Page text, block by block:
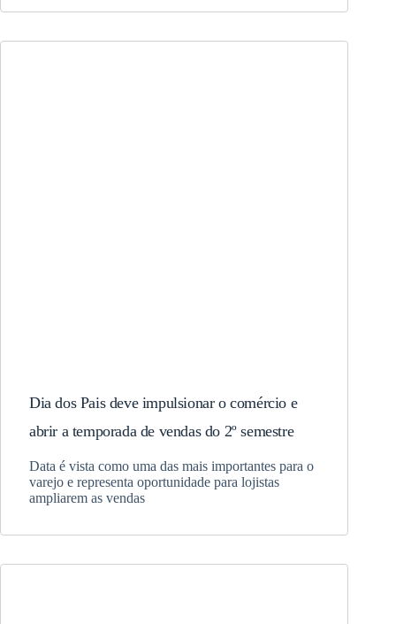
Dia dos Pais deve impulsionar o comércio e
abrir a temporada de vendas do 2º semestre
Data é vista como uma das mais importantes para o
varejo e representa oportunidade para lojistas
ampliarem as vendas